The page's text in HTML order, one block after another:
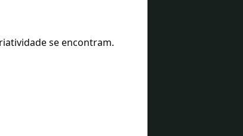
se encontram.